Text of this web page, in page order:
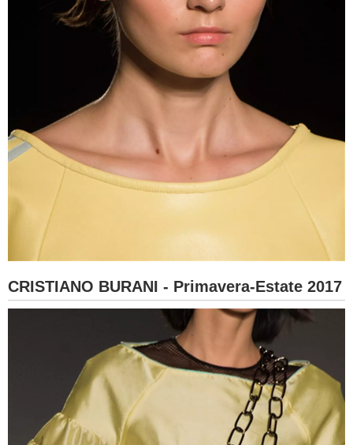
CRISTIANO BURANI - Primavera-Estate 2017